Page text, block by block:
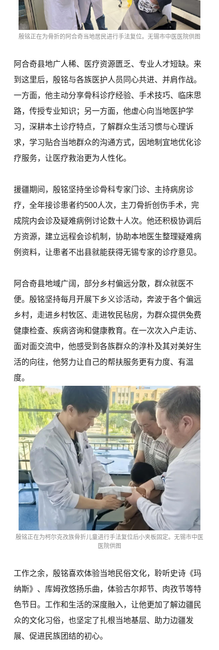
殷铭正在为骨折的阿合奇当地居民进行手法复位。无锡市中医医院供图
阿合奇县地广人稀、医疗资源匮乏、专业人才短缺。来
到这里后，殷铭与各族医护人员同心共进、并肩作战。
一方面，他主动分享骨科诊疗经验、手术技巧、临床思
路，传授专业知识；另一方面，他虚心向当地医护学
习，深耕本土诊疗特点，了解群众生活习惯与心理诉
求，学习贴合当地群众的沟通方式，因地制宜地优化诊
疗服务，让医疗救治更为人性化。
援疆期间，殷铭坚持坐诊骨科专家门诊、主持病房诊
疗，全年接诊患者约500人次，主刀骨折创伤手术，完
成院内会诊及疑难病例讨论数十人次。他还积极协调后
方资源，建立远程会诊机制，协助本地医生整理疑难病
例资料，让患者不出县就能获得无锡专家的诊疗意见。
阿合奇县地域广阔，部分乡村偏远分散，群众就医不
便。殷铭坚持每月开展下乡义诊活动，奔波于各个偏远
乡村，走进乡村牧区、走进牧民毡房，为群众提供免费
健康检查、疾病咨询和健康教育。在一次次入户走访、
面对面交流中，他感受到各族群众的淳朴及其对美好生
活的向往，他努力让自己的帮扶服务更有力度、有温
度。
殷铭正在为柯尔克孜族骨折儿童进行手法复位后小夹板固定。无锡市中医
医院供图
工作之余，殷铭喜欢体验当地民俗文化，聆听史诗《玛
纳斯》、库姆孜悠扬乐曲，体验古尔邦节、肉孜节等特
色节日。工作和生活的深度融入，让他更加了解边疆民
众的文化习俗，也坚定了扎根当地基层、助力边疆发
展、促进民族团结的初心。